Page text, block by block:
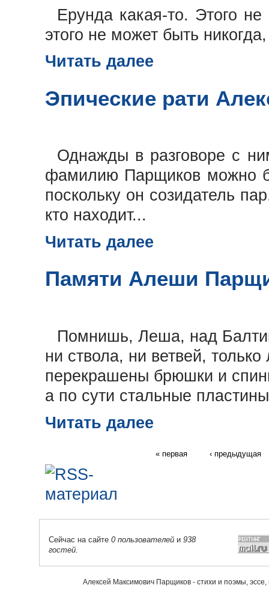
Ерунда какая-то. Этого
этого не может быть
Читать далее
Эпические рати
Однажды в разговоре с
фамилию Парщиков можно
поскольку он созидатель
кто находит...
Читать далее
Памяти Алеши
Помнишь, Леша, над
ни ствола, ни ветвей,
перекрашены брюшки и
а по сути стальные
Читать далее
« первая ‹ предыдущая
Сейчас на сайте 0 пользователей и 938
гостей.
Алексей Максимович Парщиков - стихи и поэмы,